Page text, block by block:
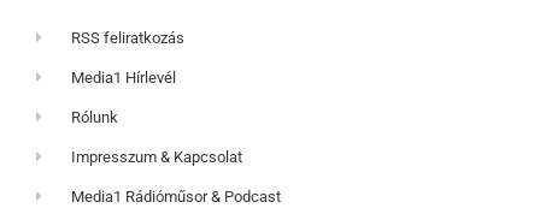
RSS feliratkozás
Media1 Hírlevél
Rólunk
Impresszum & Kapcsolat
Media1 Rádióműsor & Podcast